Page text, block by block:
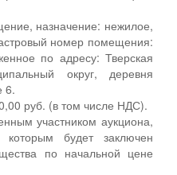
назначение: нежилое,
номер помещения:
по адресу: Тверская
округ, деревня
6.
руб. (в том числе НДС).
участником аукциона,
будет заключен
по начальной цене